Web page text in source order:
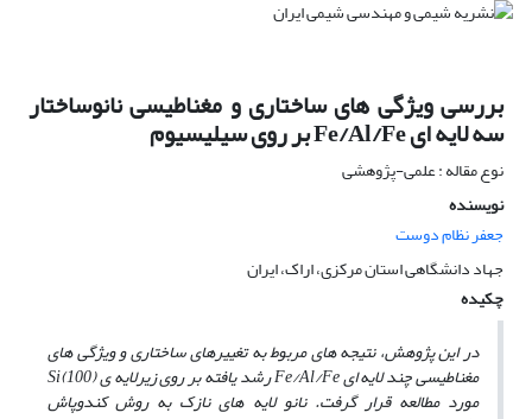
بررسی ویژگی های ساختاری و مغناطیسی نانوساختار
سه لایه ای Fe/Al/Fe بر روی سیلیسیوم
نوع مقاله : علمی-پژوهشی
نویسنده
جعفر نظام دوست
جهاد دانشگاهی استان مرکزی، اراک، ایران
چکیده
در این پژوهش، نتیجه­ های مربوط به تغییرهای ساختاری و ویژگی­ های
مغناطیسی چند لایه ­ای Fe/Al/Fe رشد یافته بر روی زیرلایه ی Si(100)
مورد مطالعه قرار گرفت. نانو لایه های نازک به روش کندوپاش